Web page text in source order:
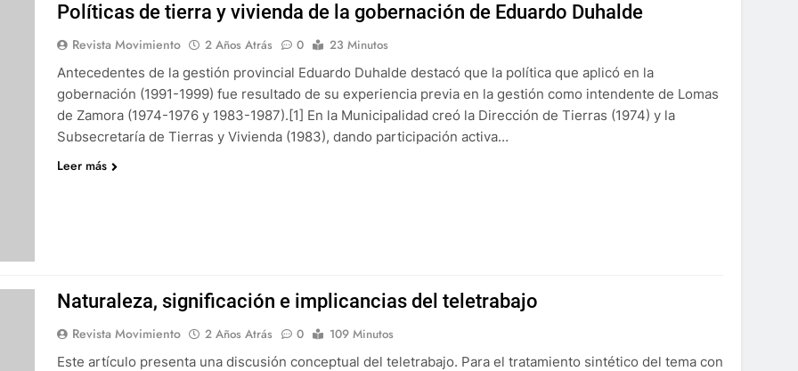
Políticas de tierra y vivienda de la gobernación de Eduardo Duhalde
Revista Movimiento 2 Años Atrás 0
23 Minutos
Antecedentes de la gestión provincial Eduardo Duhalde destacó que la política que aplicó en la
gobernación (1991-1999) fue resultado de su experiencia previa en la gestión como intendente de Lomas
de Zamora (1974-1976 y 1983-1987).[1] En la Municipalidad creó la Dirección de Tierras (1974) y la
Subsecretaría de Tierras y Vivienda (1983), dando participación activa…
Leer más
Naturaleza, significación e implicancias del teletrabajo
Revista Movimiento 2 Años Atrás 0
109 Minutos
Este artículo presenta una discusión conceptual del teletrabajo. Para el tratamiento sintético del tema con